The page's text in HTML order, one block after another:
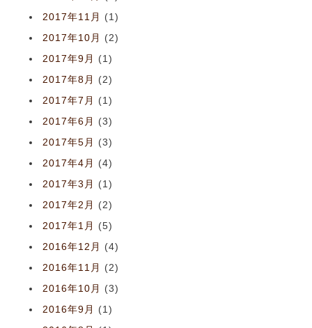
2017年11月
(1)
2017年10月
(2)
2017年9月
(1)
2017年8月
(2)
2017年7月
(1)
2017年6月
(3)
2017年5月
(3)
2017年4月
(4)
2017年3月
(1)
2017年2月
(2)
2017年1月
(5)
2016年12月
(4)
2016年11月
(2)
2016年10月
(3)
2016年9月
(1)